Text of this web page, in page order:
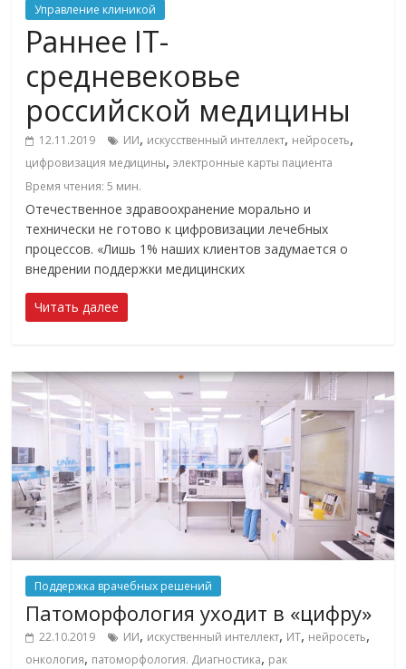
Управление клиникой
Раннее IT-
средневековье
российской медицины
12.11.2019 ИИ, искусственный интеллект, нейросеть,
цифровизация медицины,электронные карты пациента
Время чтения:5 мин.
Отечественное здравоохранение морально и
технически не готово к цифровизации лечебных
процессов. «Лишь 1% наших клиентов задумается о
внедрении поддержки медицинских
Читать далее
Поддержка врачебных решений
Патоморфология уходит в «цифру»
22.10.2019 ИИ, искуственный интеллект, ИТ, нейросеть,
онкология, патоморфология. Диагностика, рак